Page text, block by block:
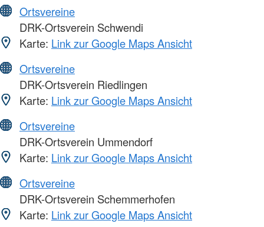
Ortsvereine
DRK-Ortsverein Schwendi
Karte: Link zur Google Maps Ansicht
Ortsvereine
DRK-Ortsverein Riedlingen
Karte: Link zur Google Maps Ansicht
Ortsvereine
DRK-Ortsverein Ummendorf
Karte: Link zur Google Maps Ansicht
Ortsvereine
DRK-Ortsverein Schemmerhofen
Karte: Link zur Google Maps Ansicht